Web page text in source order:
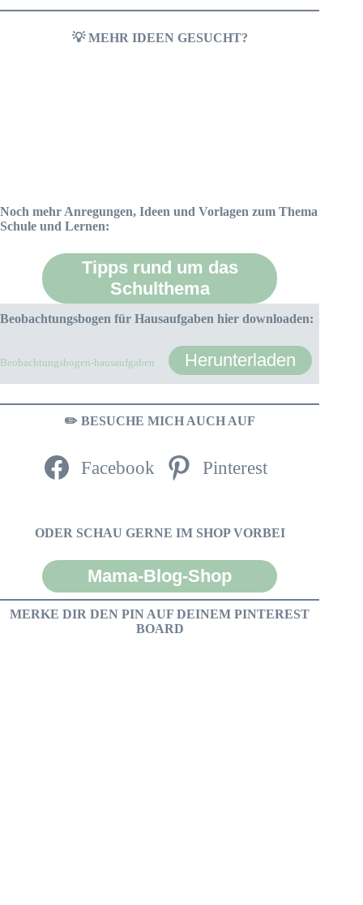
💡 MEHR IDEEN GESUCHT?
Noch mehr Anregungen, Ideen und Vorlagen zum Thema
Schule und Lernen:
Tipps rund um das
Schulthema
Beobachtungsbogen für Hausaufgaben hier downloaden:
Beobachtungsbogen-hausaufgaben Herunterladen
✏️ BESUCHE MICH AUCH AUF
Facebook Pinterest
ODER SCHAU GERNE IM SHOP VORBEI
Mama-Blog-Shop
MERKE DIR DEN PIN AUF DEINEM PINTEREST
BOARD